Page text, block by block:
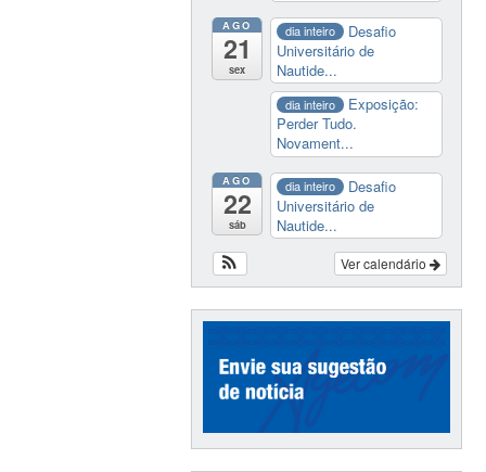
AGO
21
sex
dia inteiro
Desafio
Universitário de
Nautide...
dia inteiro
Exposição:
Perder Tudo.
Novament...
AGO
22
sáb
dia inteiro
Desafio
Universitário de
Nautide...
Ver calendário